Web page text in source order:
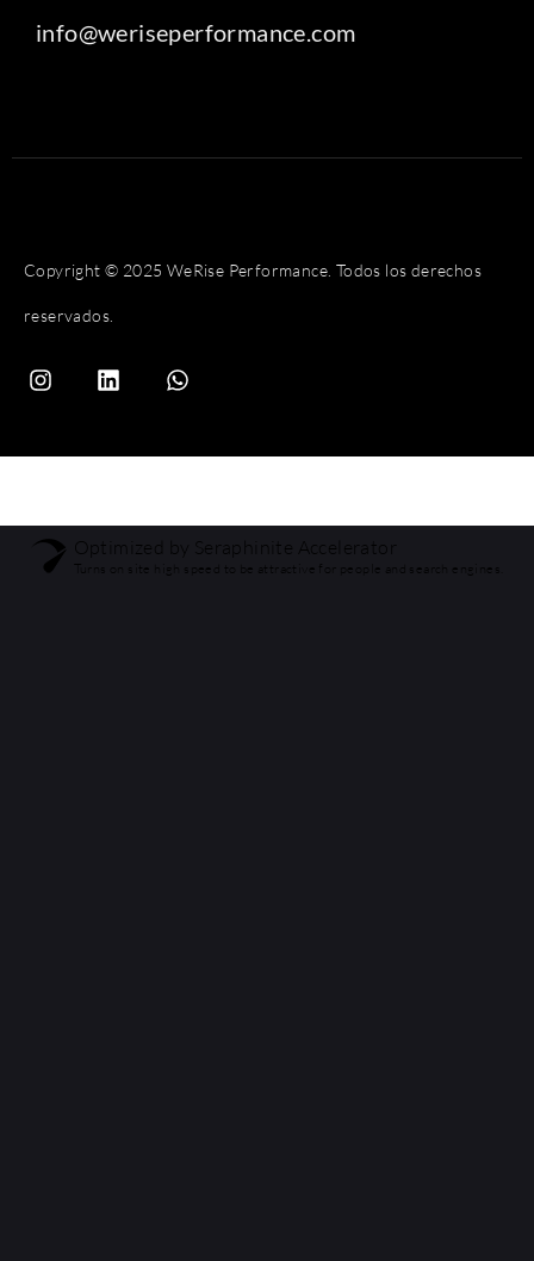
info@weriseperformance.com
Copyright © 2025 WeRise Performance. Todos los derechos
reservados.
Optimized by Seraphinite Accelerator
Turns on site high speed to be attractive for people and search engines.